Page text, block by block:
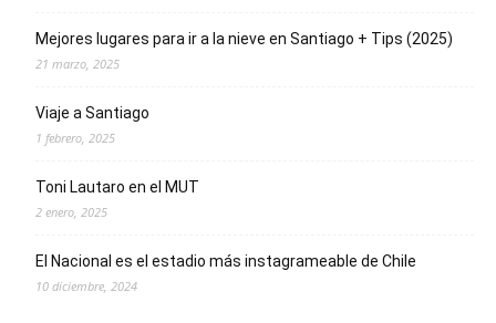
Mejores lugares para ir a la nieve en Santiago + Tips (2025)
21 marzo, 2025
Viaje a Santiago
1 febrero, 2025
Toni Lautaro en el MUT
2 enero, 2025
El Nacional es el estadio más instagrameable de Chile
10 diciembre, 2024